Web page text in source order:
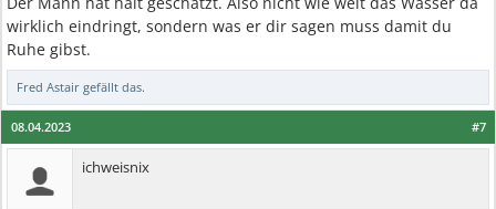
wirklich eindringt, sondern was er dir sagen muss damit du
Ruhe gibst.
Fred Astair gefällt das.
#7
08.04.2023
ichweisnix